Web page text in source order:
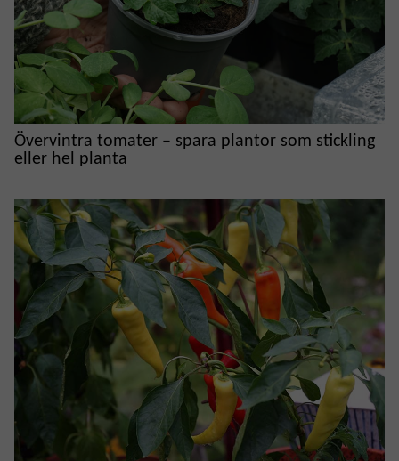
Övervintra tomater – spara plantor som stickling
eller hel planta